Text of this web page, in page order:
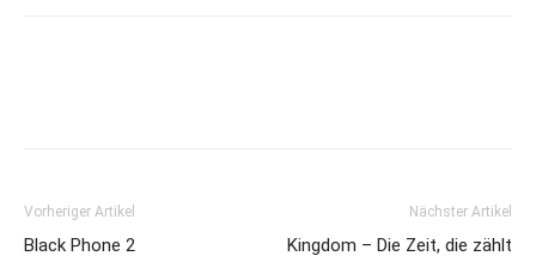
Vorheriger Artikel
Black Phone 2
Nächster Artikel
Kingdom – Die Zeit, die zählt